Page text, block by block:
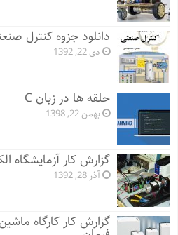
دانلود جزوه کنترل
دی 22, 1392
حلقه ها در زبان C
بهمن 22, 1398
گزارش کار آزمایشگاه
آذر 28, 1392
گزارش کار کارگاه